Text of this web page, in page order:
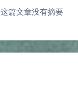
这篇文章没有摘要